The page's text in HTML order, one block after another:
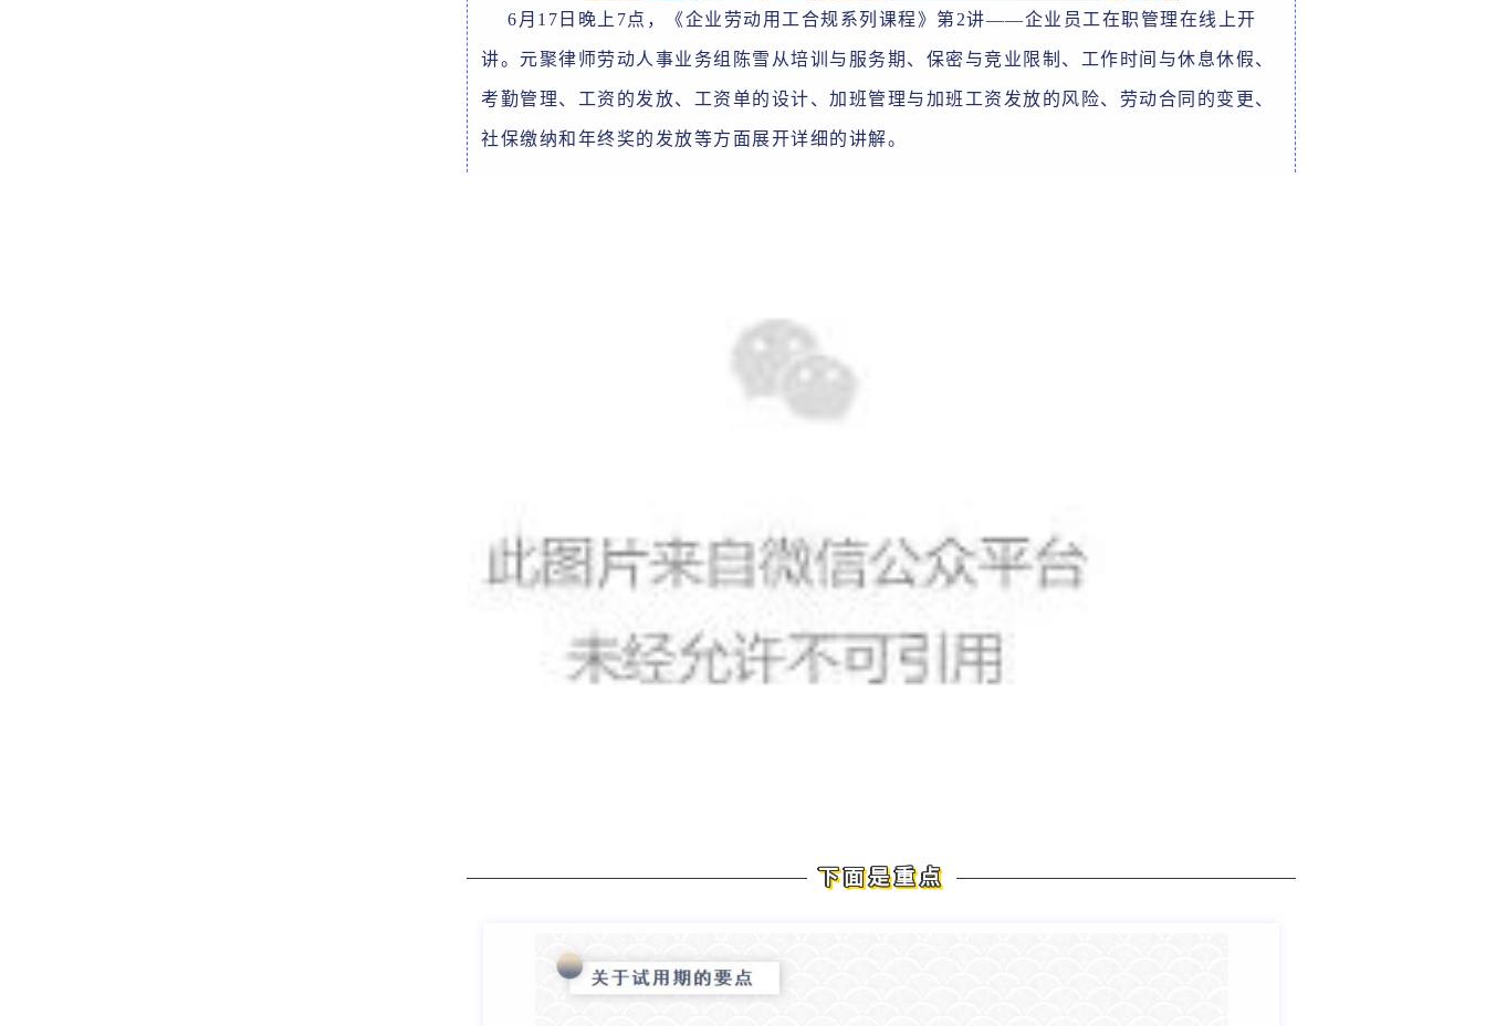
6月17日晚上7点，《企业劳动用工合规系列课程》第2讲——企业员工在职管理在线上开
讲。元聚律师劳动人事业务组陈雪从培训与服务期、保密与竞业限制、工作时间与休息休假、
考勤管理、工资的发放、工资单的设计、加班管理与加班工资发放的风险、劳动合同的变更、
社保缴纳和年终奖的发放等方面展开详细的讲解。
下面是重点